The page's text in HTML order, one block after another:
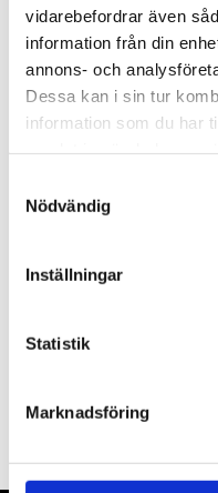
vidarebefordrar även
information från din
annons- och
Dessa kan i sin tur
information som du har
Nödvändig
Inställningar
Statistik
Marknadsföring
st
Finns i lager
Beskrivning
Om varumärket
Filer